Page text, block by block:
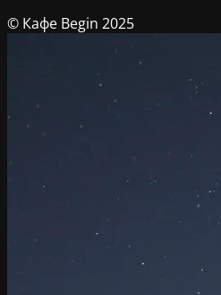
© Кафе Begin 2025